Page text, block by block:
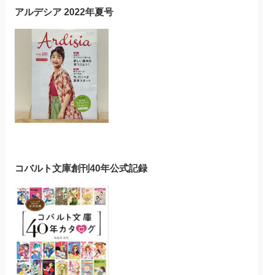
アルデシア 2022年夏号
コバルト文庫創刊40年公式記録